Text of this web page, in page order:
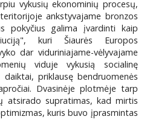
vykusių ekonominių procesų,
ankstyvajame bronzos
pokyčius galima įvardinti kaip
kuri Šiaurės Europos
dar viduriniajame-vėlyvajame
viduje vykusią socialinę
priklausę bendruomenės
Dvasinėje plotmėje tarp
atsirado supratimas, kad mirtis
kuris buvo įprasmintas